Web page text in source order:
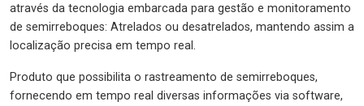
através da tecnologia embarcada para gestão e monitoramento
de semirreboques: Atrelados ou desatrelados, mantendo assim a
localização precisa em tempo real.
Produto que possibilita o rastreamento de semirreboques,
fornecendo em tempo real diversas informações via software,